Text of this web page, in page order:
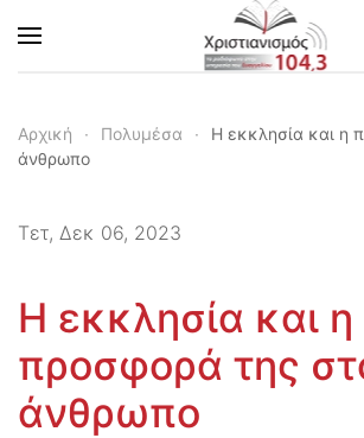
Skip to main content
Αρχική Πολυμέσα
Η εκκλησία και η
άνθρωπο
Τετ, Δεκ 06, 2023
Η εκκλησία και η
προσφορά της
άνθρωπο